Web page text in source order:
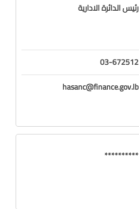
رئيس الدائرة الادارية
03-672512
hasanc@finance.gov.lb
**********